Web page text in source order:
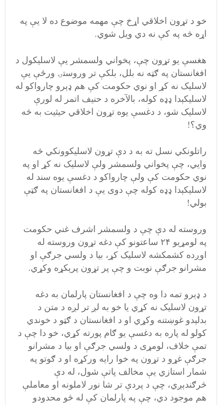
خو د تړون اخلاقي اړخ چې مهمه موضوع ده لا یې په
اړه څه په کې نه دي ويل شوي.
هغسې يو تړون چې، پخواني ولسمشر يې لاسليکول د
افغانستان په ګټه نه بلل، بلکې تر وروستۍ ورځې يې
لاسليک نه کړ او نوي حکومت کې هم ډېرو چارواکو له
لاسليکېدا ډډه کوله، بالآخره د حنيف اتمر له لورې
لاسليک شو، د دغسې يوه تړون اخلاقي حيثيت به څه
وي؟!
راتلونکي نسل ته به د دې تړون لاسليکوونکي څه
وايي، چې پخواني ولسمشر ولې لاسليک نه کړ او په
نوي حکومت کې ولې چارواکو د دغسې يوه سند له
لاسليکېدا ډډه کوله چې دوی يې د افغانستان په ګټې
بولي!
وروسته له دې چې د ولسمشر اشرف غني حکومت
په لومړيو ۲۴ ساعتونو کې دغه تړون وروسته له
اوږده کشمکشه لاسليک کړ، بيا د ولسي جرګې او
مشرانو جرګې نوبت و چې پر تړون پرېکړه وکړي.
د ډېرو تمه دا وه چې د افغانستان پارلمان به دغه
تړون لاسليک نه کړي يا خو به لږ تر لږه د متن د
بدلېدو غوښتنه وکړي او د افغانستان د ګټو د خوندي
کولو له پاره به دغسې يو ګام پورته کړي، خو دا چې د
تمې خلاف، لومړی د ولسي جرګې او بيا د مشرانو
جرګې غړو د تړون په خوا رايه ورکړه او د ګوتو په
شمار استازي يې مخالف پاتې شول، له دې
څرګندېږي، چې د پردې تر شا نور لاملونه او معاملې
هم موجود دي، چې په پارلمان کې له څو محدودو